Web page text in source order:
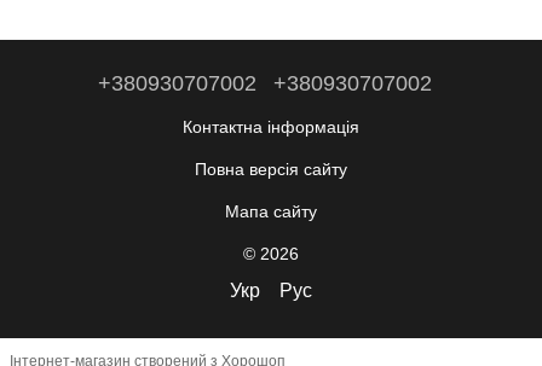
+380930707002 +380930707002
Контактна інформація
Повна версія сайту
Мапа сайту
© 2026
Укр Рус
Інтернет-магазин створений з Хорошоп